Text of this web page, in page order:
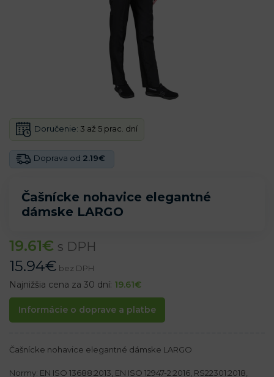
Čašnícke nohavice elegantné
dámske LARGO
Doprava od 2.19€
Doručenie: 3 až 5 prac. dní
19.61€ s DPH
15.94€ bez DPH
Najnižšia cena za 30 dní: 19.61€
Informácie o doprave a platbe
Čašnícke nohavice elegantné dámske LARGO
Normy: EN ISO 13688:2013, EN ISO 12947-2:2016, RS22301:2018,